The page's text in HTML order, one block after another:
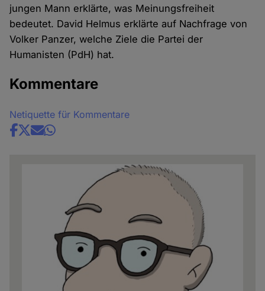
jungen Mann erklärte, was Meinungsfreiheit
bedeutet. David Helmus erklärte auf Nachfrage von
Volker Panzer, welche Ziele die Partei der
Humanisten (PdH) hat.
Kommentare
Netiquette für Kommentare
Share